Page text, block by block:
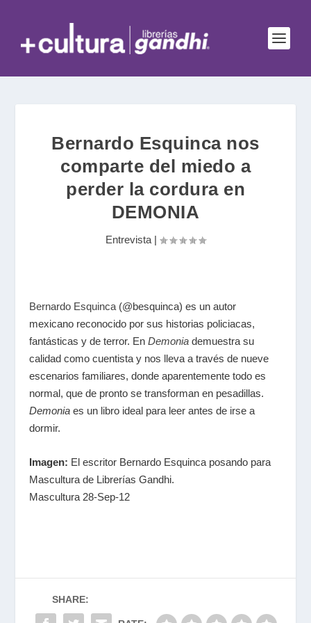
Bernardo Esquinca nos
comparte del miedo a
perder la cordura en
DEMONIA
Entrevista |
Bernardo Esquinca (@besquinca) es un autor
mexicano reconocido por sus historias policiacas,
fantásticas y de terror. EnDemonia demuestra su
calidad como cuentista y nos lleva a través de nueve
escenarios familiares, donde aparentemente todo es
normal, que de pronto se transforman en pesadillas.
Demonia es un libro ideal para leer antes de irse a
dormir.
Imagen: El escritor Bernardo Esquinca posando para
Mascultura de Librerías Gandhi.
Mascultura 28-Sep-12
SHARE: